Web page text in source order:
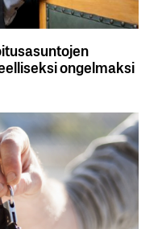
ongelmaksi